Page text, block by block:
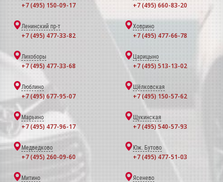
+7 (495) 150-09-17 +7 (495) 660-83-20
Ленинский пр-т
+7 (495) 477-33-82
Ховрино
+7 (495) 477-66-78
Лихоборы
+7 (495) 477-33-68
Царицыно
+7 (495) 513-13-02
Люблино
+7 (495) 677-95-07
Щёлковская
+7 (495) 150-57-62
Марьино
+7 (495) 477-96-17
Щукинская
+7 (495) 540-57-93
Медведково
+7 (495) 260-09-60
Юж. Бутово
+7 (495) 477-51-03
Митино Ясенево